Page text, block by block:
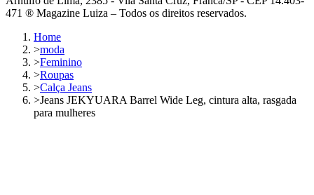
471 ® Magazine Luiza – Todos os direitos reservados.
Home
>moda
>Feminino
>Roupas
>Calça Jeans
>Jeans JEKYUARA Barrel Wide Leg, cintura alta, rasgada
para mulheres